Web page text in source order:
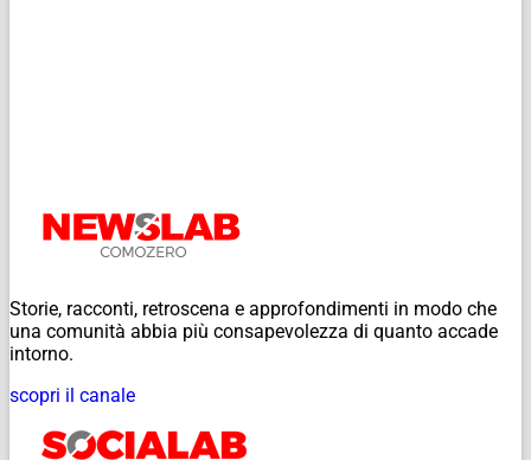
Storie, racconti, retroscena e approfondimenti in modo che
una comunità abbia più consapevolezza di quanto accade
intorno.
scopri il canale